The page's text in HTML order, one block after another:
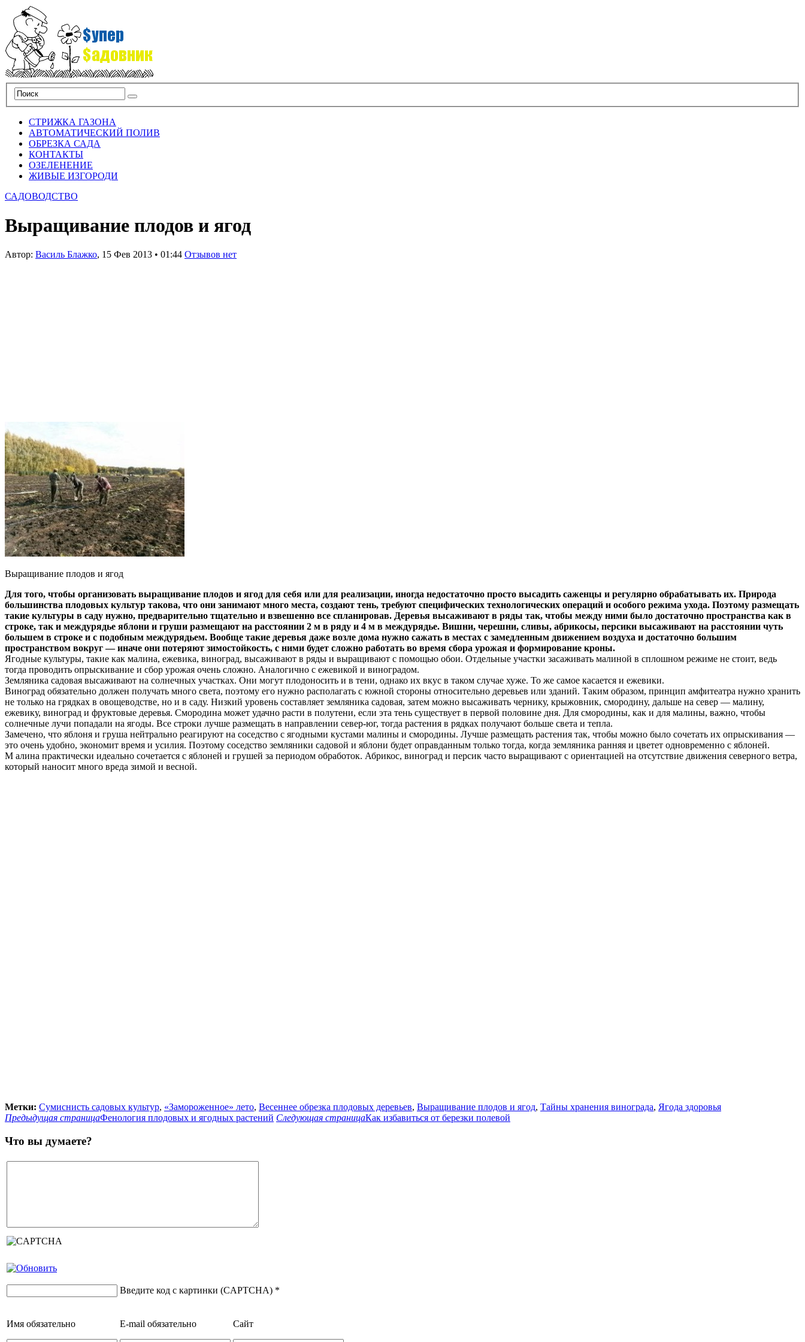
СТРИЖКА ГАЗОНА
АВТОМАТИЧЕСКИЙ ПОЛИВ
ОБРЕЗКА САДА
КОНТАКТЫ
ОЗЕЛЕНЕНИЕ
ЖИВЫЕ ИЗГОРОДИ
САДОВОДСТВО
Выращивание плодов и ягод
Автор: Василь Блажко, 15 Фев 2013 • 01:44 Отзывов нет
Выращивание плодов и ягод
Для того, чтобы организовать выращивание плодов и ягод для себя или для реализации, иногда недостаточно просто высадить саженцы и регулярно обрабатывать их. Природа
большинства плодовых культур такова, что они занимают много места, создают тень, требуют специфических технологических операций и особого режима ухода. Поэтому размещать
такие культуры в саду нужно, предварительно тщательно и взвешенно все спланировав. Деревья высаживают в ряды так, чтобы между ними было достаточно пространства как в
строке, так и междурядье яблони и груши размещают на расстоянии 2 м в ряду и 4 м в междурядье. Вишни, черешни, сливы, абрикосы, персики высаживают на расстоянии чуть
большем в строке и с подобным междурядьем. Вообще такие деревья даже возле дома нужно сажать в местах с замедленным движением воздуха и достаточно большим
пространством вокруг — иначе они потеряют зимостойкость, с ними будет сложно работать во время сбора урожая и формирование кроны.
Ягодные культуры, такие как малина, ежевика, виноград, высаживают в ряды и выращивают с помощью обои. Отдельные участки засаживать малиной в сплошном режиме не стоит, ведь
тогда проводить опрыскивание и сбор урожая очень сложно. Аналогично с ежевикой и виноградом.
Земляника садовая высаживают на солнечных участках. Они могут плодоносить и в тени, однако их вкус в таком случае хуже. То же самое касается и ежевики.
Виноград обязательно должен получать много света, поэтому его нужно располагать с южной стороны относительно деревьев или зданий. Таким образом, принцип амфитеатра нужно хранить
не только на грядках в овощеводстве, но и в саду. Низкий уровень составляет земляника садовая, затем можно высаживать чернику, крыжовник, смородину, дальше на север — малину,
ежевику, виноград и фруктовые деревья. Смородина может удачно расти в полутени, если эта тень существует в первой половине дня. Для смородины, как и для малины, важно, чтобы
солнечные лучи попадали на ягоды. Все строки лучше размещать в направлении север-юг, тогда растения в рядках получают больше света и тепла.
Замечено, что яблоня и груша нейтрально реагируют на соседство с ягодными кустами малины и смородины. Лучше размещать растения так, чтобы можно было сочетать их опрыскивания —
это очень удобно, экономит время и усилия. Поэтому соседство земляники садовой и яблони будет оправданным только тогда, когда земляника ранняя и цветет одновременно с яблоней.
М алина практически идеально сочетается с яблоней и грушей за периодом обработок. Абрикос, виноград и персик часто выращивают с ориентацией на отсутствие движения северного ветра,
который наносит много вреда зимой и весной.
Метки: Cумиснисть садовых культур, «Замороженное» лето, Весеннее обрезка плодовых деревьев, Выращивание плодов и ягод, Тайны хранения винограда, Ягода здоровья
Предыдущая страницаФенология плодовых и ягодных растений Следующая страницаКак избавиться от березки полевой
Что вы думаете?
Введите код с картинки (CAPTCHA) *
Имя обязательно E-mail обязательно Сайт